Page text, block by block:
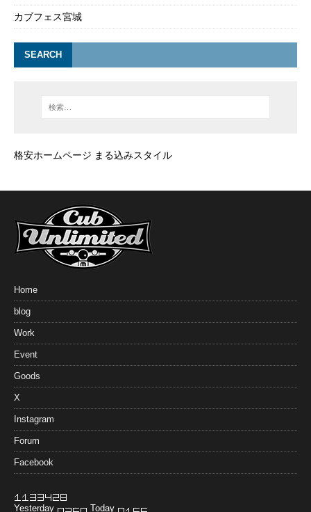
カブフェス宮城
SEARCH
格安ホームページ まる込みスタイル
Home
blog
Work
Event
Goods
X
Instagram
Forum
Facebook
Yesterday Today